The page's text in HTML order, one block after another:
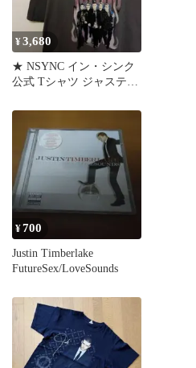
¥3,680
★ NSYNC イン・シンク
公式 Tシャツ ジャスティ
¥700
Justin Timberlake
FutureSex/LoveSounds